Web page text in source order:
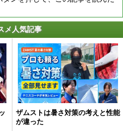
メ人気記事
ザムストは暑さ対策の考えと性能
が違った